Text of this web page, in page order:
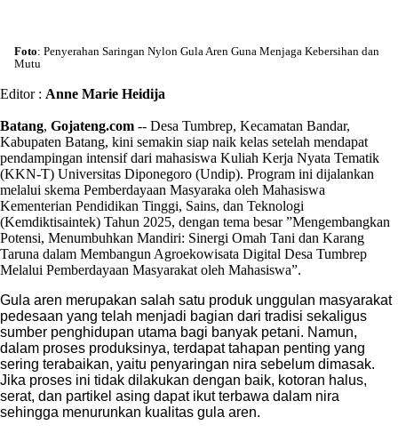
Foto: Penyerahan Saringan Nylon Gula Aren Guna Menjaga Kebersihan dan
Mutu
Editor : Anne Marie Heidija
Batang, Gojateng.com -- Desa Tumbrep, Kecamatan Bandar,
Kabupaten Batang, kini semakin siap naik kelas setelah mendapat
pendampingan intensif dari mahasiswa Kuliah Kerja Nyata Tematik
(KKN-T) Universitas Diponegoro (Undip). Program ini dijalankan
melalui skema Pemberdayaan Masyaraka oleh Mahasiswa
Kementerian Pendidikan Tinggi, Sains, dan Teknologi
(Kemdiktisaintek) Tahun 2025, dengan tema besar ”Mengembangkan
Potensi, Menumbuhkan Mandiri: Sinergi Omah Tani dan Karang
Taruna dalam Membangun Agroekowisata Digital Desa Tumbrep
Melalui Pemberdayaan Masyarakat oleh Mahasiswa”.
Gula aren merupakan salah satu produk unggulan masyarakat
pedesaan yang telah menjadi bagian dari tradisi sekaligus
sumber penghidupan utama bagi banyak petani. Namun,
dalam proses produksinya, terdapat tahapan penting yang
sering terabaikan, yaitu penyaringan nira sebelum dimasak.
Jika proses ini tidak dilakukan dengan baik, kotoran halus,
serat, dan partikel asing dapat ikut terbawa dalam nira
sehingga menurunkan kualitas gula aren.